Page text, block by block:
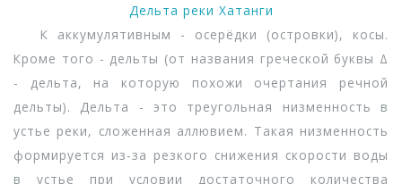
Дельта реки Хатанги
К аккумулятивным - осерёдки (островки), косы.
Кроме того - дельты (от названия греческой буквы Δ
- дельта, на которую похожи очертания речной
дельты). Дельта - это треугольная низменность в
устье реки, сложенная аллювием. Такая низменность
формируется из-за резкого снижения скорости воды
в устье при условии достаточного количества